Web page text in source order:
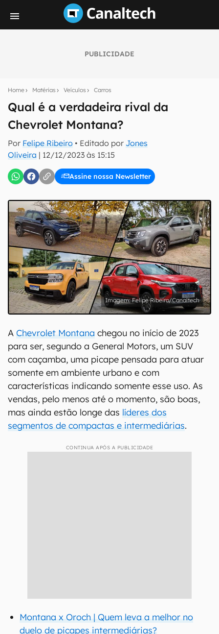
PUBLICIDADE
Home Matérias Veículos Carros
Qual é a verdadeira rival da
Chevrolet Montana?
Por Felipe Ribeiro • Editado por Jones
Oliveira | 12/12/2023 às 15:15
Assine nossa Newsletter
notícias e reviews sobre tecnologia em primeira
mão.
E-mail
Uso e Política de Privacidade do Canaltech.
Felipe Ribeiro/Canaltech
A Chevrolet Montana chegou no início de 2023
para ser, segundo a General Motors, um SUV
com caçamba, uma picape pensada para atuar
somente em ambiente urbano e com
características indicando somente esse uso. As
vendas, pelo menos até o momento, são boas,
mas ainda estão longe das líderes dos
segmentos de compactas e intermediárias.
CONTINUA APÓS A PUBLICIDADE
Montana x Oroch | Quem leva a melhor no
duelo de picapes intermediárias?